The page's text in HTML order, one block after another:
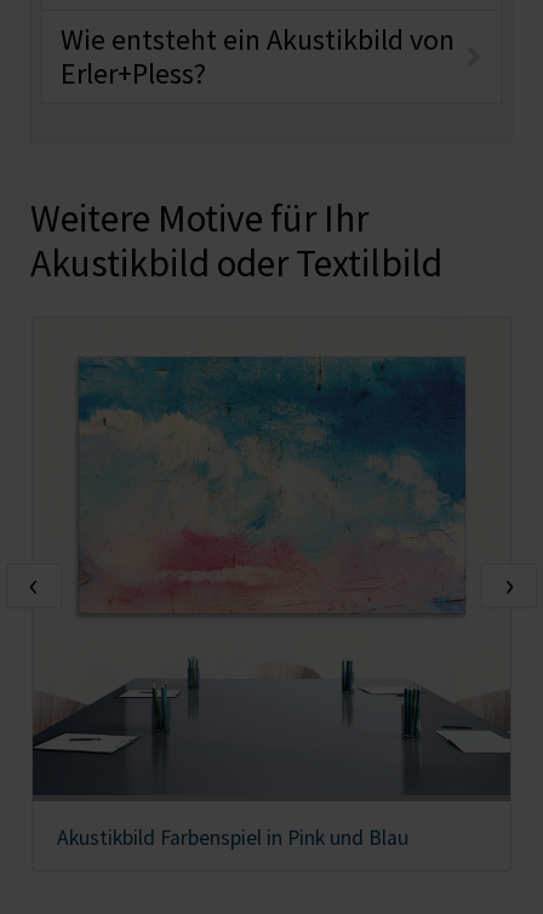
Wie entsteht ein Akustikbild von
Erler+Pless?
Weitere Motive für Ihr
Akustikbild oder Textilbild
Akustikbild Farbenspiel in Pink und Blau
‹ ›